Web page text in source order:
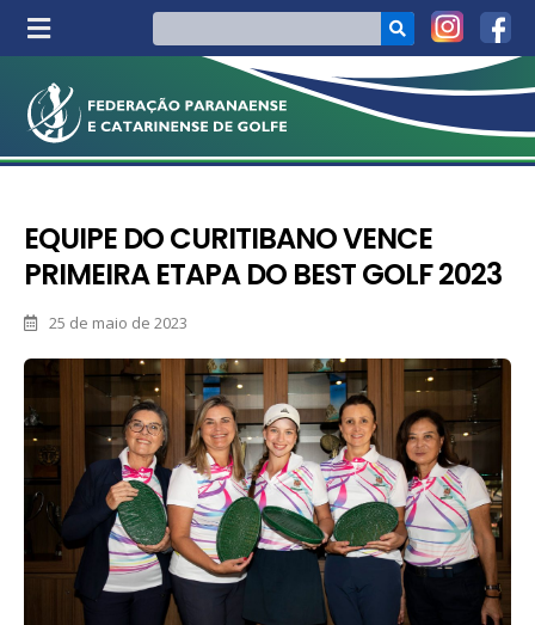
EQUIPE DO CURITIBANO VENCE
PRIMEIRA ETAPA DO BEST GOLF 2023
25 de maio de 2023